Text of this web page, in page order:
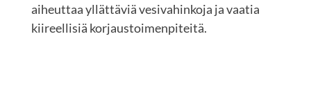
aiheuttaa yllättäviä vesivahinkoja ja vaatia
kiireellisiä korjaustoimenpiteitä.